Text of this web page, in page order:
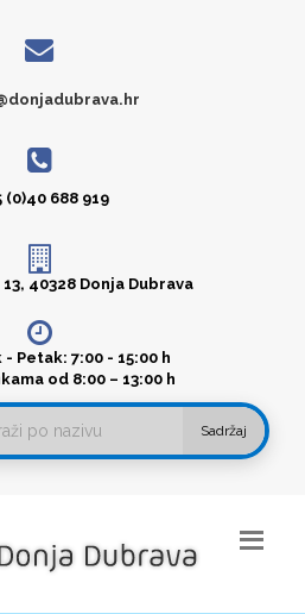
(0)40 688 919
40328 Donja Dubrava
Petak: 7:00 - 15:00 h
od 8:00 – 13:00 h
Sadržaj